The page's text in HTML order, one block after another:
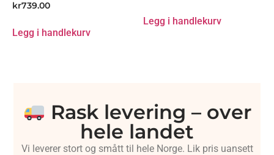
kr739.00
Legg i handlekurv
Legg i handlekurv
Rask levering – over
hele landet
Vi leverer stort og smått til hele Norge. Lik pris uansett